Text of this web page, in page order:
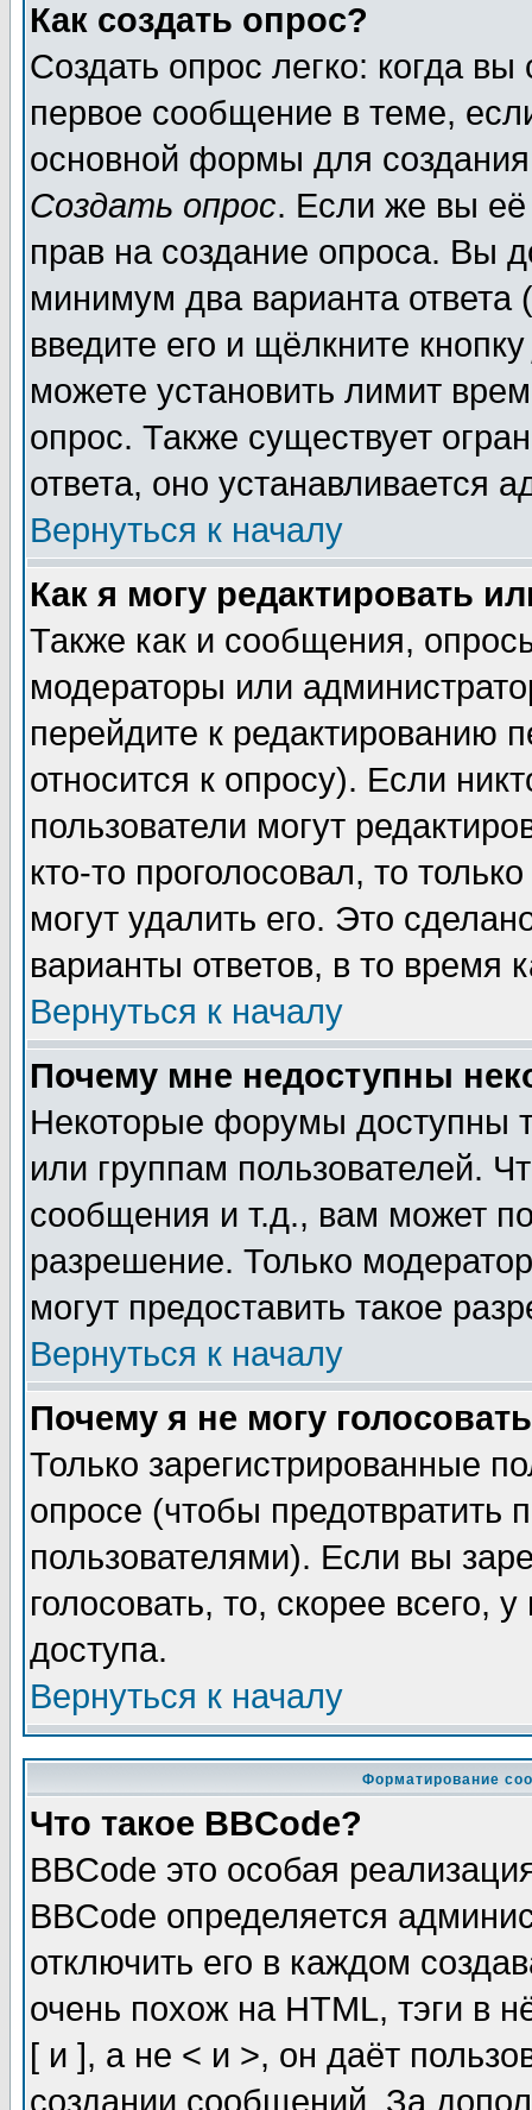
Как создать опрос?
Создать опрос легко: когда
первое сообщение в теме,
основной формы для
Создать опрос. Если же вы её
прав на создание опроса. Вы
минимум два варианта ответа
введите его и щёлкните
можете установить лимит
опрос. Также существует
ответа, оно устанавливается
Вернуться к началу
Как я могу редактировать
Также как и сообщения,
модераторы или
перейдите к редактированию
относится к опросу). Если
пользователи могут
кто-то проголосовал, то
могут удалить его. Это
варианты ответов, в то время
Вернуться к началу
Почему мне недоступны
Некоторые форумы доступны
или группам пользователей.
сообщения и т.д., вам может
разрешение. Только
могут предоставить такое
Вернуться к началу
Почему я не могу
Только зарегистрированные
опросе (чтобы предотвратить
пользователями). Если вы
голосовать, то, скорее всего,
доступа.
Вернуться к началу
Форматирование
Что такое BBCode?
BBCode это особая
BBCode определяется
отключить его в каждом
очень похож на HTML, тэги в
[ и ], а не < и >, он даёт
создании сообщений. За